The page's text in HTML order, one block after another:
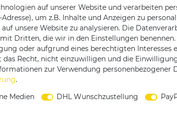
Copyright
auf unserer Website und verarbeiten
um z.B. Inhalte und Anzeigen zu
unsere Website zu analysieren. Die
Dritten, die wir in den Einstellungen benennen.
oder aufgrund eines berechtigten Interesses
Recht, nicht einzuwilligen und die
zur Verwendung personenbezogener
.
Medien DHL Wunschzustellung